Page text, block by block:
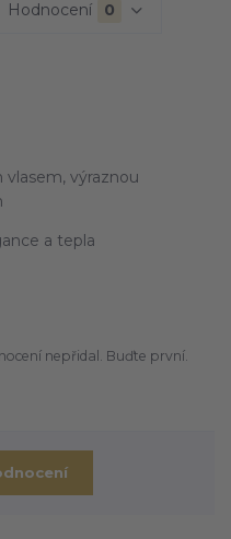
Hodnocení 0
výraznou
a tepla
nepřidal. Buďte první.